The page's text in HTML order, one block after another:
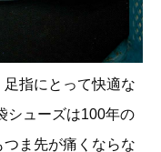
指にとって快適な
シューズは100年の
ま先が痛くならな